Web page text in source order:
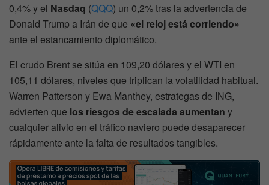
0,4% y el Nasdaq (QQQ) un 0,2% tras la advertencia de
Donald Trump a Irán de que «el reloj está corriendo»
ante el estancamiento diplomático.
El crudo Brent se sitúa en 109,20 dólares y el WTI en
105,11 dólares, niveles que triplican la volatilidad habitual.
Warren Patterson y Ewa Manthey, estrategas de ING,
advierten que los riesgos de escalada aumentan y
cualquier alivio en el tráfico naviero puede desaparecer
rápidamente ante la falta de resultados tangibles.